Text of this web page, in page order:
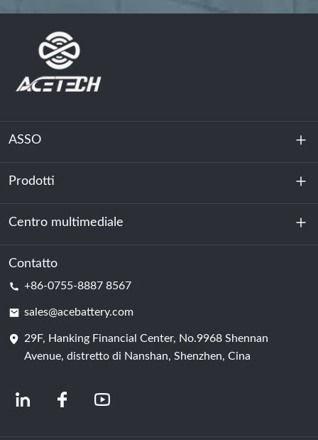
ASSO
Chi siamo
Sostenibilità
Prodotti
Accumulo di energia
Centro dati e sala server
Cella della batteria
Centro multimediale
Notizia
Contatto
+86-0755-8887 8567
sales@acebattery.com
29F, Hanking Financial Center, No.9968 Shennan
Avenue, distretto di Nanshan, Shenzhen, Cina